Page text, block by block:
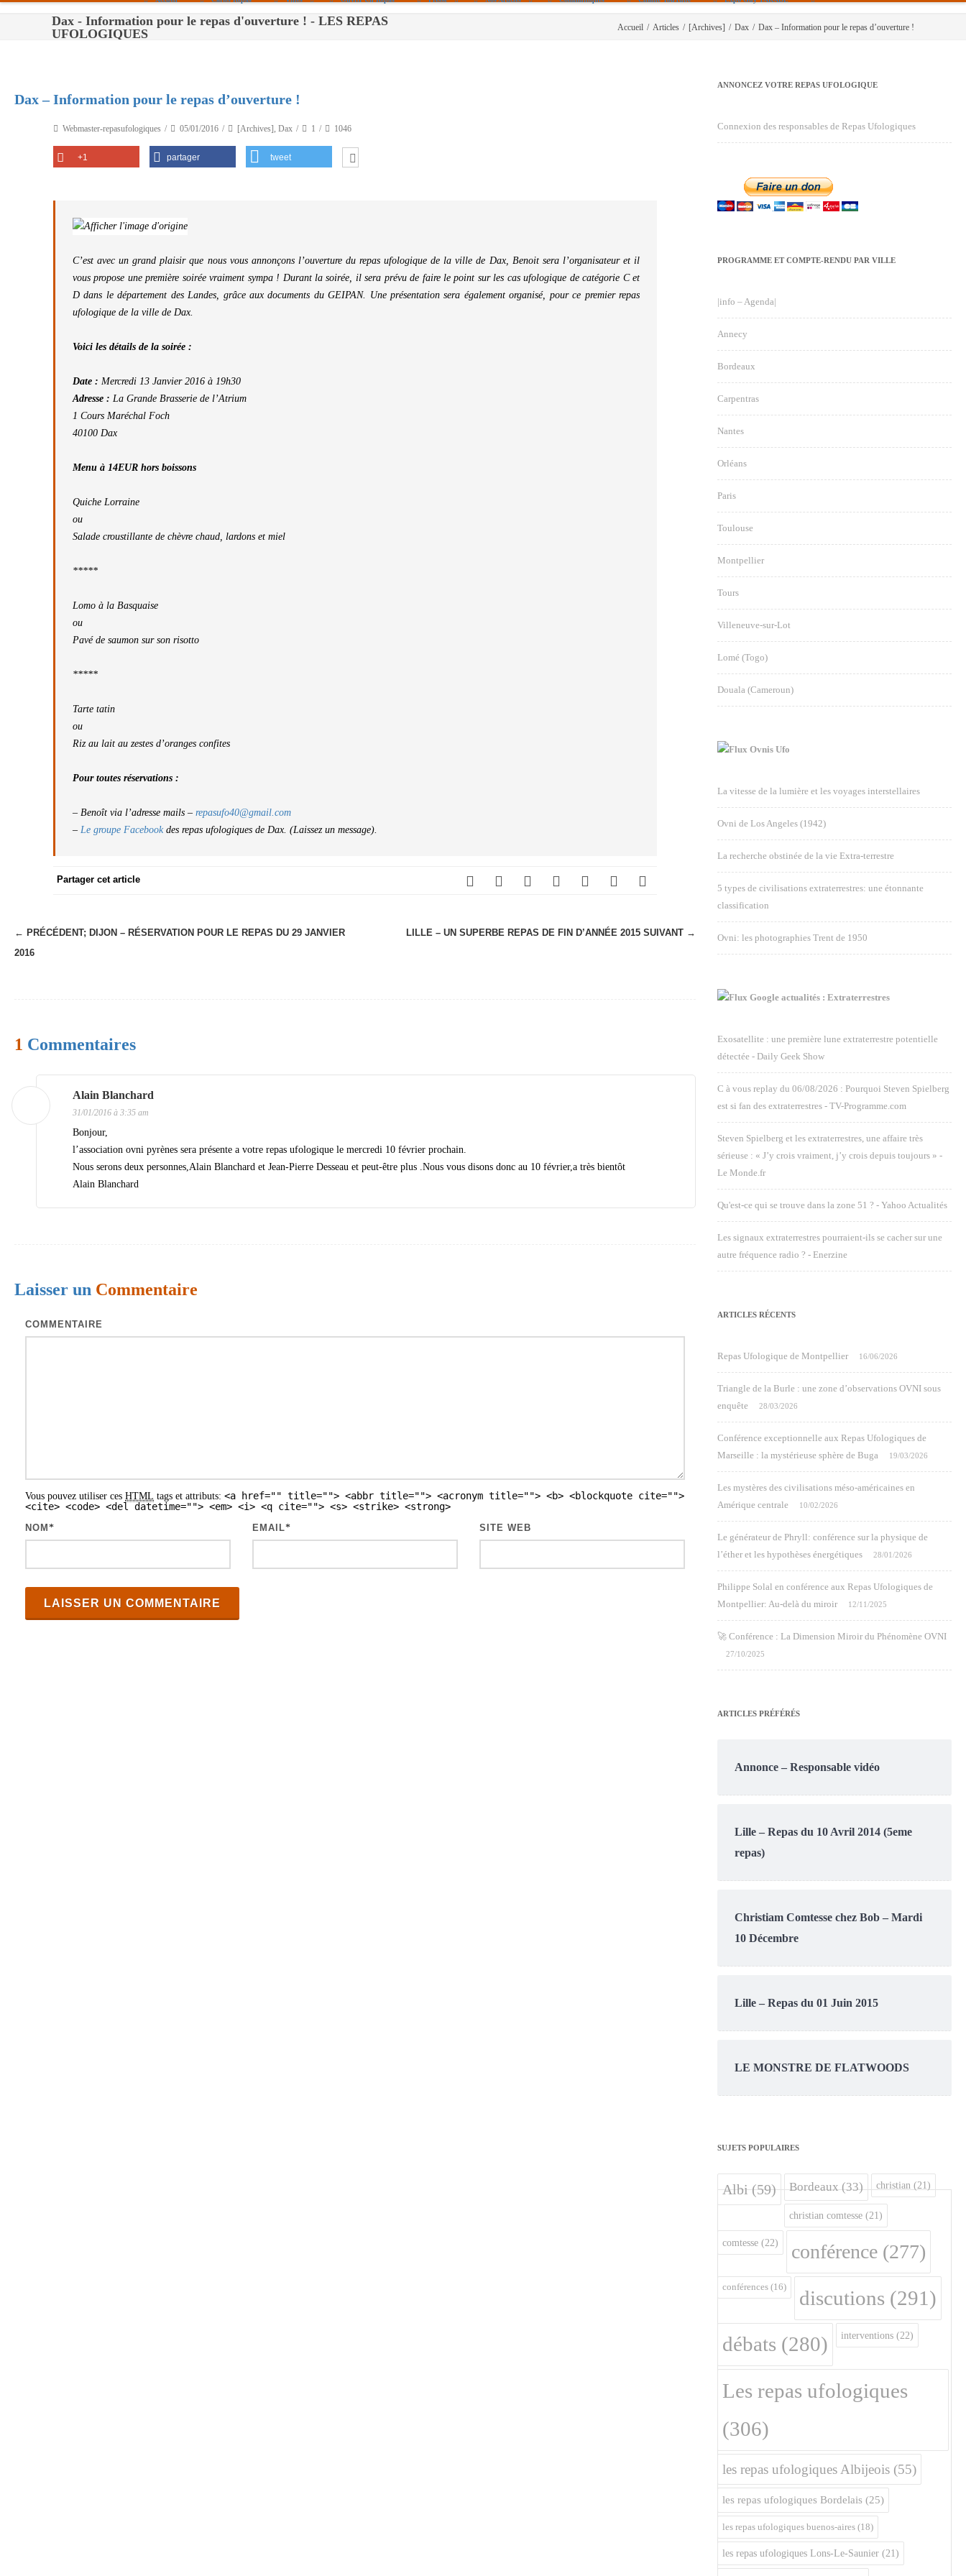
Paris
Tours
Dax - Information pour le repas d'ouverture ! - LES REPAS
UFOLOGIQUES
Accueil / Articles / [Archives] / Dax / Dax – Information pour le repas d’ouverture !
Dax – Information pour le repas d’ouverture !
Webmaster-repasufologiques 05/01/2016 [Archives], Dax 1 1046
+1 partager tweet
C’est avec un grand plaisir que nous vous annonçons l’ouverture du repas ufologique de la ville de Dax, Benoit sera l’organisateur et il
vous propose une première soirée vraiment sympa ! Durant la soirée, il sera prévu de faire le point sur les cas ufologique de catégorie C et
D dans le département des Landes, grâce aux documents du GEIPAN. Une présentation sera également organisé, pour ce premier repas
ufologique de la ville de Dax.
Voici les détails de la soirée :
Date : Mercredi 13 Janvier 2016 à 19h30
Adresse : La Grande Brasserie de l’Atrium
1 Cours Maréchal Foch
40100 Dax
Menu à 14EUR hors boissons
Quiche Lorraine
ou
Salade croustillante de chèvre chaud, lardons et miel
*****
Lomo à la Basquaise
ou
Pavé de saumon sur son risotto
*****
Tarte tatin
ou
Riz au lait au zestes d’oranges confites
Pour toutes réservations :
– Benoît via l’adresse mails – repasufo40@gmail.com
– Le groupe Facebookdes repas ufologiques de Dax. (Laissez un message).
Partager cet article
N
a
a
i
o
← PRÉCÉDENT; DIJON – RÉSERVATION POUR LE REPAS DU 29 JANVIER
2016
LILLE – UN SUPERBE REPAS DE FIN D’ANNÉE 2015 SUIVANT →
1 Commentaires
Alain Blanchard
31/01/2016 à 3:35 am
Bonjour,
l’association ovni pyrènes sera présente a votre repas ufologique le mercredi 10 février prochain.
Nous serons deux personnes,Alain Blanchard et Jean-Pierre Desseau et peut-être plus .Nous vous disons donc au 10 février,a très bientôt
Alain Blanchard
Laisser un Commentaire
COMMENTAIRE
Vous pouvez utiliser ces HTML tags et attributs: <a href="" title=""> <abbr title=""> <acronym title=""> <b> <blockquote cite="">
<cite> <code> <del datetime=""> <em> <i> <q cite=""> <s> <strike> <strong>
NOM * EMAIL* SITE WEB
ANNONCEZ VOTRE REPAS UFOLOGIQUE
Connexion des responsables de Repas Ufologiques
PROGRAMME ET COMPTE-RENDU PAR VILLE
|info – Agenda|
Annecy
Bordeaux
Carpentras
Nantes
Orléans
Paris
Toulouse
Montpellier
Tours
Villeneuve-sur-Lot
Lomé (Togo)
Douala (Cameroun)
Ovnis Ufo
La vitesse de la lumière et les voyages interstellaires
Ovni de Los Angeles (1942)
La recherche obstinée de la vie Extra-terrestre
5 types de civilisations extraterrestres: une étonnante
classification
Ovni: les photographies Trent de 1950
Google actualités : Extraterrestres
Exosatellite : une première lune extraterrestre potentielle
détectée - Daily Geek Show
C à vous replay du 06/08/2026 : Pourquoi Steven Spielberg
est si fan des extraterrestres - TV-Programme.com
Steven Spielberg et les extraterrestres, une affaire très
sérieuse : « J’y crois vraiment, j’y crois depuis toujours » -
Le Monde.fr
Qu'est-ce qui se trouve dans la zone 51 ? - Yahoo Actualités
Les signaux extraterrestres pourraient-ils se cacher sur une
autre fréquence radio ? - Enerzine
ARTICLES RÉCENTS
Repas Ufologique de Montpellier 16/06/2026
Triangle de la Burle : une zone d’observations OVNI sous
enquête
28/03/2026
Conférence exceptionnelle aux Repas Ufologiques de
Marseille : la mystérieuse sphère de Buga
19/03/2026
Les mystères des civilisations méso-américaines en
Amérique centrale
10/02/2026
Le générateur de Phryll: conférence sur la physique de
l’éther et les hypothèses énergétiques
28/01/2026
Philippe Solal en conférence aux Repas Ufologiques de
Montpellier: Au-delà du miroir
12/11/2025
🚀 Conférence : La Dimension Miroir du Phénomène OVNI
27/10/2025
ARTICLES PRÉFÉRÉS
Annonce – Responsable vidéo
Lille – Repas du 10 Avril 2014 (5eme
repas)
Christiam Comtesse chez Bob – Mardi
10 Décembre
Lille – Repas du 01 Juin 2015
LE MONSTRE DE FLATWOODS
SUJETS POPULAIRES
Albi(59) Bordeaux(33) christian (21)
christian comtesse (21)
comtesse (22) conférence (277)
conférences (16) discutions (291)
débats (280) interventions (22)
Les repas ufologiques
(306)
les repas ufologiques Albijeois (55)
les repas ufologiques Bordelais (25)
les repas ufologiques buenos-aires (18)
les repas ufologiques Lons-Le-Saunier (21)